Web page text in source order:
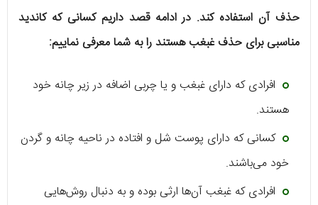
حذف آن استفاده کند. در ادامه قصد داریم کسانی که کاندید
مناسبی برای حذف غبغب هستند را به شما معرفی نماییم:
افرادی که دارای غبغب و یا چربی اضافه در زیر چانه خود
هستند.
کسانی که دارای پوست شل و افتاده در ناحیه چانه و گردن
خود می‌باشند.
افرادی که غبغب آن‌ها ارثی بوده و به دنبال روش‌هایی